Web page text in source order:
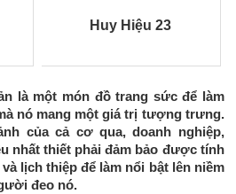
Huy Hiệu 23
là một món đồ trang sức để làm
nó mang một giá trị tượng trưng.
của cả cơ qua, doanh nghiệp,
nhất thiết phải đảm bảo được tính
lịch thiệp để làm nổi bật lên niềm
đeo nó.